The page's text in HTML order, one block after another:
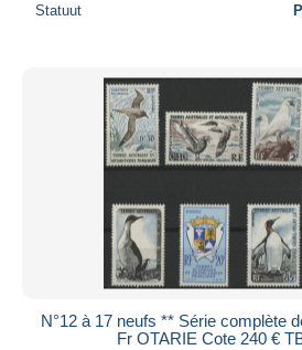
Statuut
N°12 à 17 neufs ** Série complète
Fr OTARIE Cote 240 €